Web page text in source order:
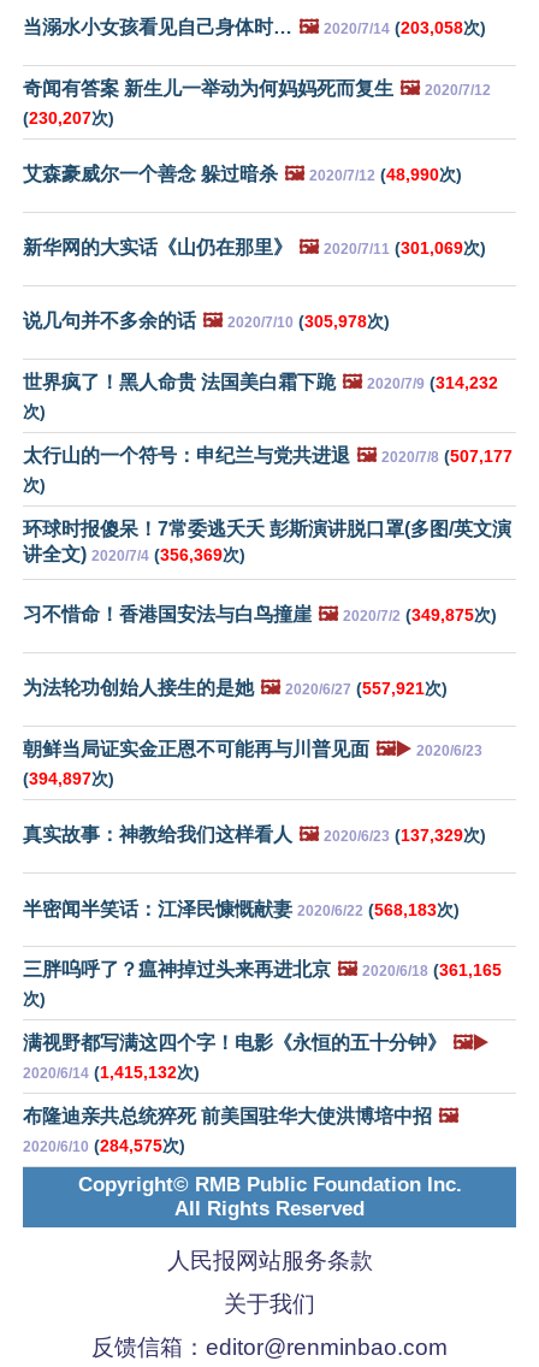
当溺水小女孩看见自己身体时… 🖼️ 2020/7/14 (203,058次)
奇闻有答案 新生儿一举动为何妈妈死而复生 🖼️ 2020/7/12
(230,207次)
艾森豪威尔一个善念 躲过暗杀 🖼️ 2020/7/12 (48,990次)
新华网的大实话《山仍在那里》 🖼️ 2020/7/11 (301,069次)
说几句并不多余的话 🖼️ 2020/7/10 (305,978次)
世界疯了！黑人命贵 法国美白霜下跪 🖼️ 2020/7/9 (314,232
次)
太行山的一个符号：申纪兰与党共进退 🖼️ 2020/7/8 (507,177
次)
环球时报傻呆！7常委逃夭夭 彭斯演讲脱口罩(多图/英文演
讲全文) 2020/7/4 (356,369次)
习不惜命！香港国安法与白鸟撞崖 🖼️ 2020/7/2 (349,875次)
为法轮功创始人接生的是她 🖼️ 2020/6/27 (557,921次)
朝鲜当局证实金正恩不可能再与川普见面 🖼️▶️ 2020/6/23
(394,897次)
真实故事：神教给我们这样看人 🖼️ 2020/6/23 (137,329次)
半密闻半笑话：江泽民慷慨献妻 2020/6/22 (568,183次)
三胖呜呼了？瘟神掉过头来再进北京 🖼️ 2020/6/18 (361,165
次)
满视野都写满这四个字！电影《永恒的五十分钟》 🖼️▶️
2020/6/14 (1,415,132次)
布隆迪亲共总统猝死 前美国驻华大使洪博培中招 🖼️
2020/6/10 (284,575次)
Copyright© RMB Public Foundation Inc.
All Rights Reserved
人民报网站服务条款
关于我们
反馈信箱： editor@renminbao.com